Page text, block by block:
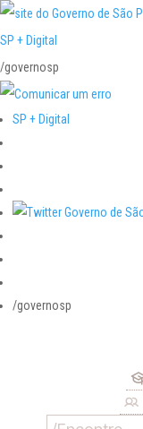
SP + Digital
/governosp
SP + Digital
/governosp